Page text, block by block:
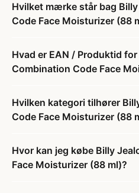
Hvilket mærke står bag
Code Face Moisturizer (88
Hvad er EAN / Produktid
Combination Code Face
Hvilken kategori tilhører
Code Face Moisturizer (88
Hvor kan jeg købe Billy
Face Moisturizer (88 ml)?